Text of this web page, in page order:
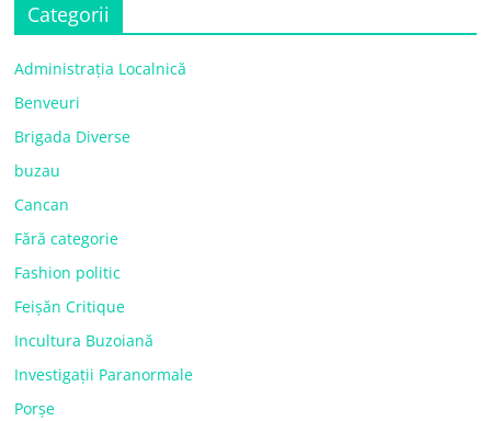
Categorii
Administrația Localnică
Benveuri
Brigada Diverse
buzau
Cancan
Fără categorie
Fashion politic
Feișăn Critique
Incultura Buzoiană
Investigații Paranormale
Porșe